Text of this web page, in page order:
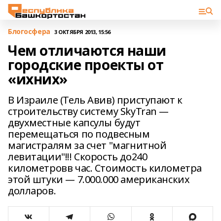
Блогосфера 3 ОКТЯБРЯ 2013, 15:56
Чем отличаются наши
городские проекты от
«ихних»
В Израиле (Тель Авив) приступают к
строительству систему SkyTran —
двухместные капсулы будут
перемещаться по подвесным
магистралям за счет "магнитной
левитации"!!! Скорость до240
километровв час. Стоимость километра
этой штуки — 7.000.000 американских
долларов.